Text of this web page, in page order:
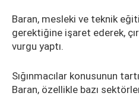
Baran, mesleki ve teknik
gerektiğine işaret ederek,
vurgu yaptı.
Sığınmacılar konusunun
Baran, özellikle bazı